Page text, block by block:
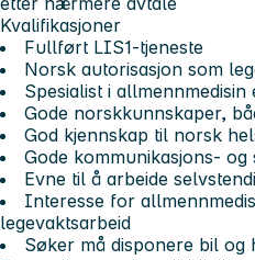
Kvalifikasjoner
Fullført LIS1-tjeneste
Norsk autorisasjon som
Spesialist i
Gode norskkunnskaper,
God kjennskap til norsk
Gode kommunikasjons- og
Evne til å arbeide
Interesse for
legevaktsarbeid
Søker må disponere bil